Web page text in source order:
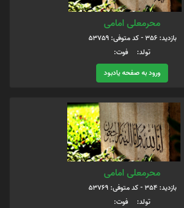
محرمعلی امامی
بازدید: 356 - کد متوفی: 53759
تولد: فوت:
ورود به صفحه یادبود
محرمعلی امامی
بازدید: 354 - کد متوفی: 53769
تولد: فوت: